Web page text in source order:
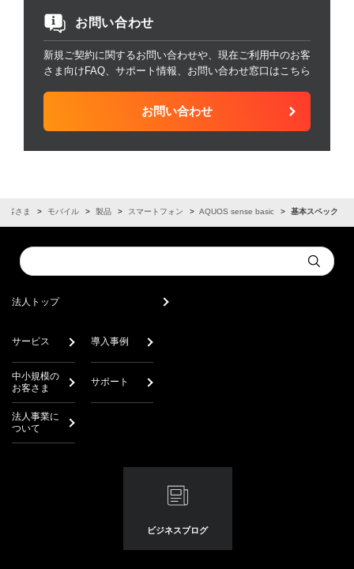
お問い合わせ
新規ご契約に関するお問い合わせや、現在ご利用中のお客
さま向けFAQ、サポート情報、お問い合わせ窓口はこちら
お問い合わせ
客さま モバイル 製品 スマートフォン AQUOS sense basic 基本スペック
Conduct
a
Submit
法人トップ
サービス 導入事例
中小規模の
お客さま
サポート
法人事業に
ついて
ビジネスブログ